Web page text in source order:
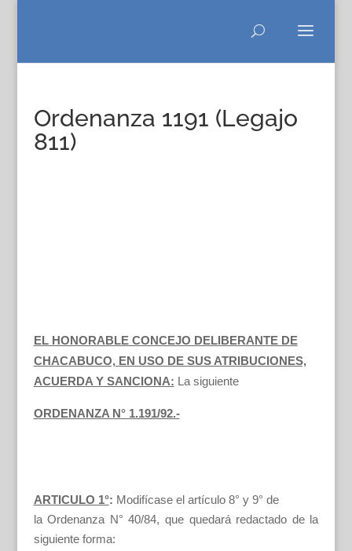
Ordenanza 1191 (Legajo
811)
EL HONORABLE CONCEJO DELIBERANTE DE
CHACABUCO, EN USO DE SUS ATRIBUCIONES,
ACUERDA Y SANCIONA: La siguiente
ORDENANZA N° 1.191/92.-
ARTICULO 1°: Modifícase el artículo 8° y 9° de
la Ordenanza N° 40/84, que quedará redactado de la
siguiente forma: